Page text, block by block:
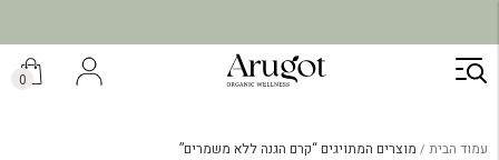
דילוג
לתוכן
0
עמוד הבית מוצרים המתויגים “קרם הגנה ללא משמרים”